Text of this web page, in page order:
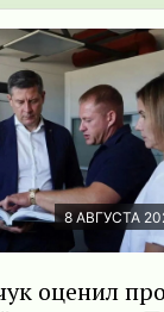
8 АВГУСТА
оценил